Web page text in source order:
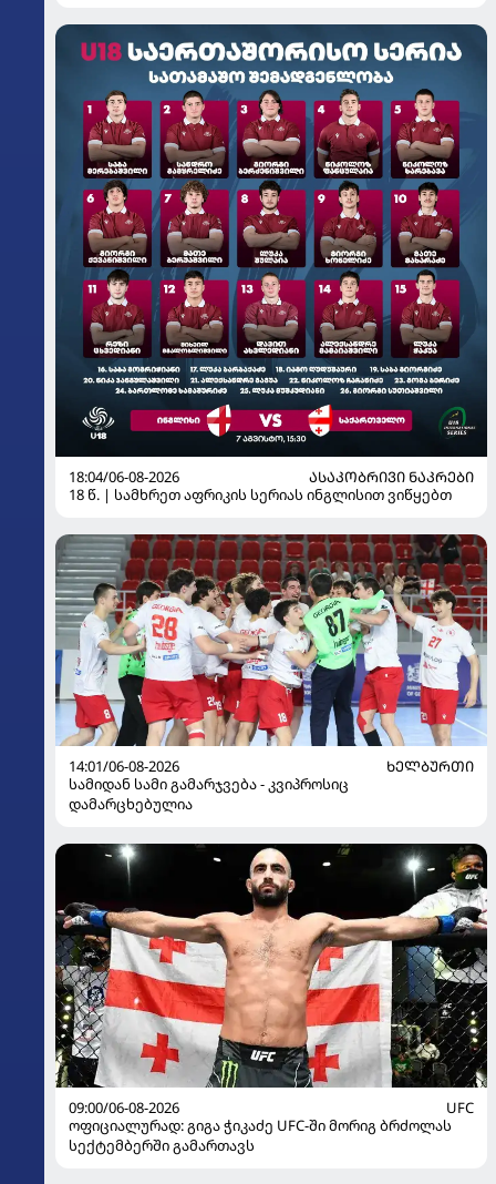
18:04/06-08-2026
ᲐᲡᲐᲙᲝᲑᲠᲘᲕᲘ ᲜᲐᲙᲠᲔᲑᲘ
18 წ. | სამხრეთ აფრიკის სერიას ინგლისით ვიწყებთ
14:01/06-08-2026
ᲮᲔᲚᲑᲣᲠᲗᲘ
სამიდან სამი გამარჯვება - კვიპროსიც
დამარცხებულია
09:00/06-08-2026
UFC
ოფიციალურად: გიგა ჭიკაძე UFC-ში მორიგ ბრძოლას
სექტემბერში გამართავს